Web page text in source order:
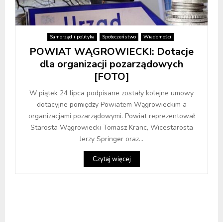
Samorząd i polityka Społeczeństwo Wiadomości
POWIAT WĄGROWIECKI: Dotacje
dla organizacji pozarządowych
[FOTO]
W piątek 24 lipca podpisane zostały kolejne umowy
dotacyjne pomiędzy Powiatem Wągrowieckim a
organizacjami pozarządowymi. Powiat reprezentował
Starosta Wągrowiecki Tomasz Kranc, Wicestarosta
Jerzy Springer oraz...
Czytaj więcej